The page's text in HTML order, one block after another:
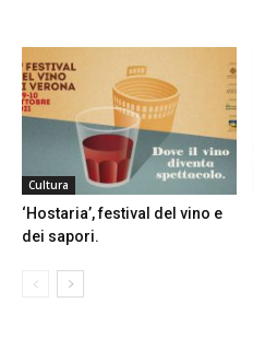
Cultura
‘Hostaria’, festival del vino e
dei sapori.